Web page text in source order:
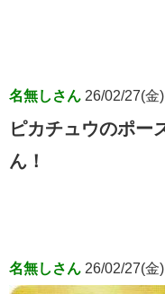
名無しさん 26/02/27(金)
ピカチュウのポー
ん！
名無しさん 26/02/27(金)